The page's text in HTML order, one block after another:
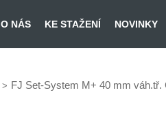
O NÁS KE STAŽENÍ NOVINKY
FJ Set-System M+ 40 mm váh.tř.